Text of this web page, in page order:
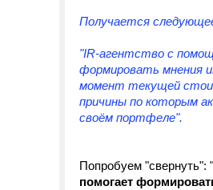
Получается
"IR-агентство с
формировать мнения
момент текущей
причины по которым
своём портфеле".
Попробуем "свернуть": "
помогает